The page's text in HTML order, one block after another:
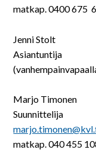
matkap. 0400 675
Jenni Stolt
Asiantuntija
Marjo Timonen
Suunnittelija
matkap. 040 455